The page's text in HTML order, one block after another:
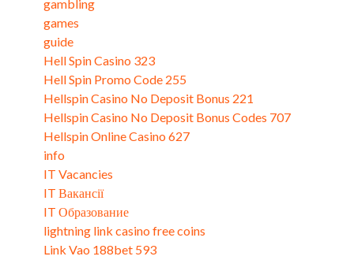
gambling
games
guide
Hell Spin Casino 323
Hell Spin Promo Code 255
Hellspin Casino No Deposit Bonus 221
Hellspin Casino No Deposit Bonus Codes 707
Hellspin Online Casino 627
info
IT Vacancies
IT Вакансії
IT Образование
lightning link casino free coins
Link Vao 188bet 593